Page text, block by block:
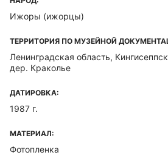
Ижоры (ижорцы)
ТЕРРИТОРИЯ ПО МУЗЕЙНОЙ
Ленинградская область,
дер. Краколье
ДАТИРОВКА:
1987 г.
МАТЕРИАЛ:
Фотопленка